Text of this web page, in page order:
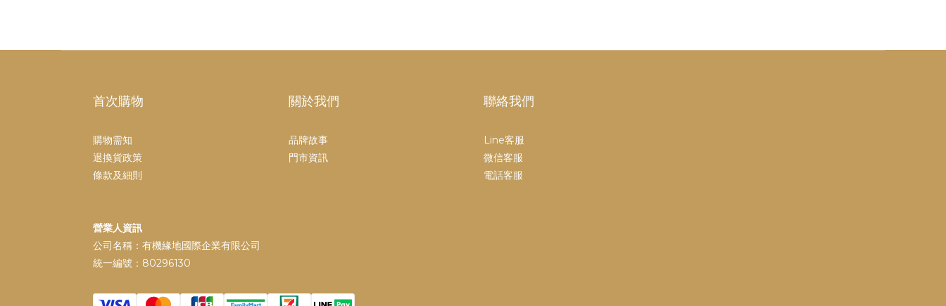
首次購物
購物需知
退換貨政策
條款及細則
營業人資訊
公司名稱：有機緣地國際企業有限公司
統一編號：80296130
關於我們
品牌故事
門市資訊
聯絡我們
Line客服
微信客服
電話客服